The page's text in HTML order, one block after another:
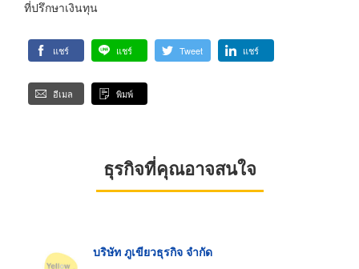
ที่ปรึกษาเงินทุน
แชร์ แชร์ Tweet แชร์
อีเมล พิมพ์
ธุรกิจที่คุณอาจสนใจ
บริษัท ภูเขียวธุรกิจ จำกัด